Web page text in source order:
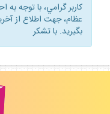
كاربر گرامي، با توجه به
عظام، جهت اطلاع از
بگيريد. با تشكر